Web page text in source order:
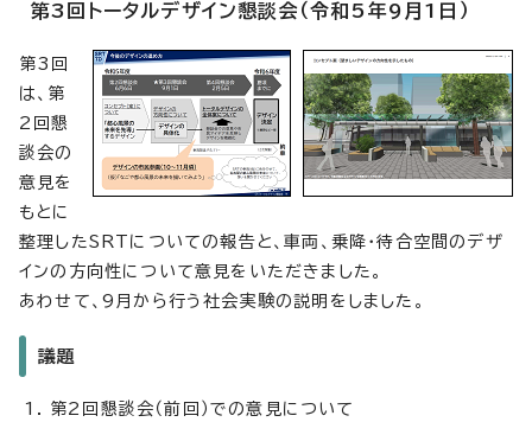
第3回トータルデザイン懇談会（令和5年9月1日）
第3回
は、第
2回懇
談会の
意見を
もとに
整理したSRTについての報告と、車両、乗降・待合空間のデザ
インの方向性について意見をいただきました。
あわせて、9月から行う社会実験の説明をしました。
議題
第2回懇談会（前回）での意見について